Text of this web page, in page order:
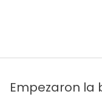
Empezaron la